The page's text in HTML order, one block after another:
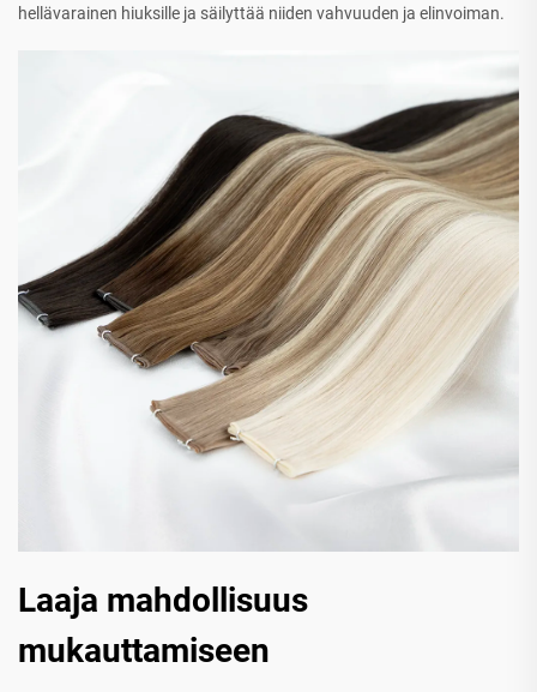
hellävarainen hiuksille ja säilyttää niiden vahvuuden ja elinvoiman.
Laaja mahdollisuus
mukauttamiseen